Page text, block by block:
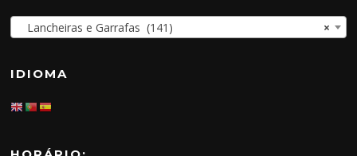
×
Lancheiras e Garrafas (141)
IDIOMA